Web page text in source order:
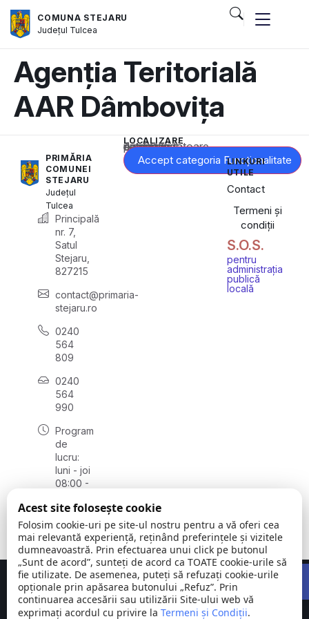
COMUNA STEJARU
Județul Tulcea
Agenția Teritorială
AAR Dâmbovița
PRIMĂRIA
COMUNEI
STEJARU
Județul
Tulcea
Principală
nr. 7,
Satul
Stejaru,
827215
contact@primaria-
stejaru.ro
0240
564
809
0240
564
990
Program
de
lucru:
luni - joi
08:00 -
vineri
08:00 -
14:00
LOCALIZARE
Acest conținut este blocat până când acceptați categoria corespunzătoare de cookie-uri.
Accept categoria Funcționalitate
LINKURI
UTILE
Contact
Termeni și
condiții
S.O.S.
pentru
administrația
publică
locală
Comuna © Toate
Concept realizat deBig Media Relații Publice SRL
Acest site folosește cookie
Folosim cookie-uri pe site-ul nostru pentru a vă oferi cea
mai relevantă experiență, reținând preferințele și vizitele
dumneavoastră. Prin efectuarea unui click pe butonul
„Sunt de acord”, sunteți de acord ca TOATE cookie-urile să
fie utilizate. De asemenea, puteți să refuzați cookie-urile
opționale prin apăsarea butonului „Refuz”. Prin
continuarea accesării sau utilizării Site-ului web vă
exprimați acordul cu privire la Termeni și Condiții.